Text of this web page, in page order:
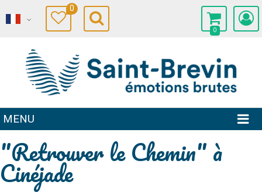
0
0
MENU
"Retrouver le Chemin" à
Cinéjade